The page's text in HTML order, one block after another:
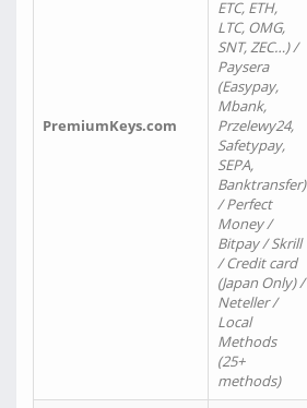
PremiumKeys.com
ETC, ETH,
LTC, OMG,
SNT, ZEC…) /
Paysera
(Easypay,
Mbank,
Przelewy24,
Safetypay,
SEPA,
Banktransfer)
/ Perfect
Money /
Bitpay / Skrill
/ Credit card
(Japan Only) /
Neteller /
Local
Methods
(25+
methods)